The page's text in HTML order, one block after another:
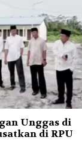
Unggas di
di RPU